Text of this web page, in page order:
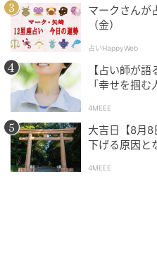
をはっきりと伝えたい交渉
輪郭をキッチリとること
黙々と作業したい時や、
過ごしたい時は、口の存在
ンシーラーで消して、小さ
◎。
マークさんが
（金）
占いHappyWeb
【占い師が
「幸せを掴
4MEEE
大吉日【8月8
下げる原因と
4MEEE